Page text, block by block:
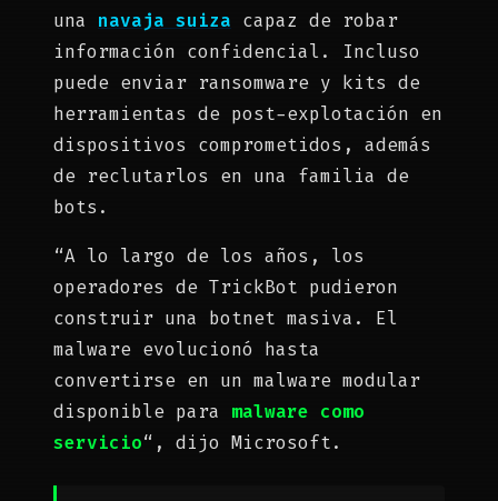
una navaja suiza capaz de robar
información confidencial. Incluso
puede enviar ransomware y kits de
herramientas de post-explotación en
dispositivos comprometidos, además
de reclutarlos en una familia de
bots.
“A lo largo de los años, los
operadores de TrickBot pudieron
construir una botnet masiva. El
malware evolucionó hasta
convertirse en un malware modular
disponible para malware como
servicio“, dijo Microsoft.